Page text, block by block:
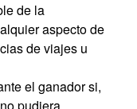
de la
aspecto de
de viajes u
el ganador si,